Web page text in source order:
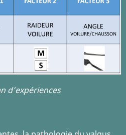
d’expériences